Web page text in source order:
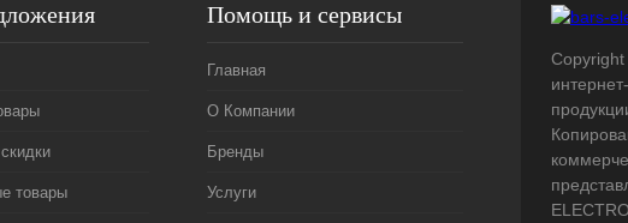
товары
Помощь и сервисы
Главная
О Компании
Бренды
Услуги